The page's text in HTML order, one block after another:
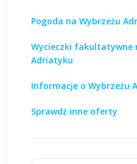
Pogoda na Wybrzeżu
Wycieczki fakultatywne
Adriatyku
Informacje o Wybrzeżu
Sprawdź inne oferty